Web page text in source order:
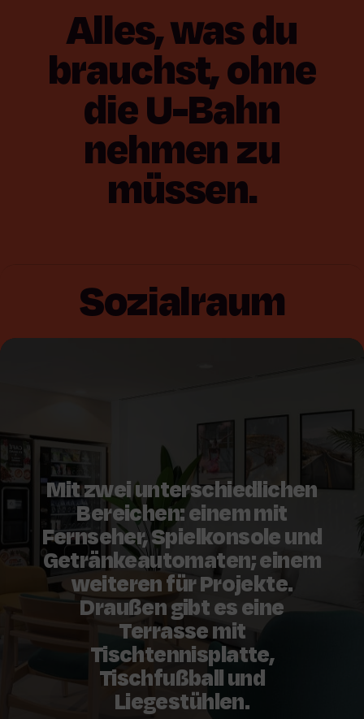
Alles,wasdu
brauchst,ohne
dieU-Bahn
nehmenzu
müssen.
Sozialraum
Mit zwei unterschiedlichen
Bereichen: einem mit
Fernseher, Spielkonsole und
Getränkeautomaten; einem
weiteren für Projekte.
Draußen gibt es eine
Terrasse mit
Tischtennisplatte,
Tischfußball und
Liegestühlen.